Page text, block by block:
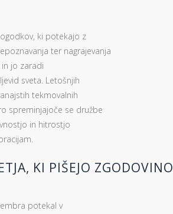
ki potekajo z
ter nagrajevanja
jo zaradi
sveta. Letošnjih
tekmovalnih
spreminjajoče se družbe
in hitrostjo
KI PIŠEJO ZGODOVINO
potekal v